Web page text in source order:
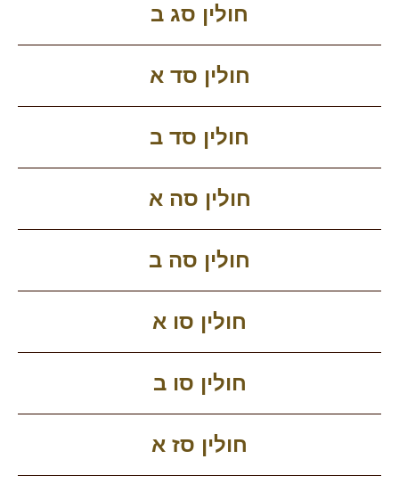
חולין סג ב
חולין סד א
חולין סד ב
חולין סה א
חולין סה ב
חולין סו א
חולין סו ב
חולין סז א